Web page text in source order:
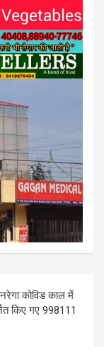
कोविड काल में
किए गए 998111